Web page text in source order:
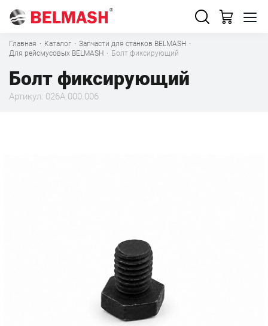
Главная · Каталог · Запчасти для станков BELMASH ·
Для рейсмусовых BELMASH · Болт фиксирующий
Болт фиксирующий
Артикул: 026A.000.006